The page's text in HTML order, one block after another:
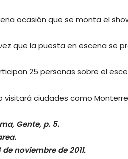
ocasión que se monta el
que la puesta en escena se
25 personas sobre el
visitará ciudades como
Gente, p. 5.
noviembre de 2011.